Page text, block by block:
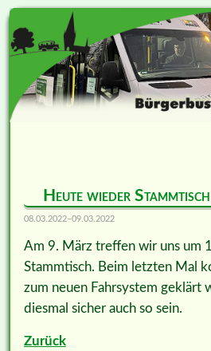
Heute wieder
08.03.2022–09.03.2022
Am 9. März treffen wir uns um
Stammtisch. Beim letzten Mal
zum neuen Fahrsystem geklärt
diesmal sicher auch so sein.
Zurück